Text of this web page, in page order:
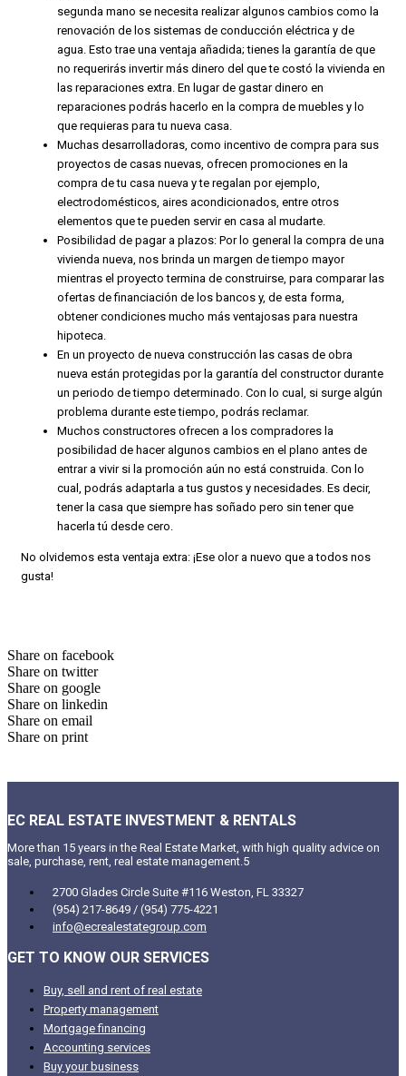
segunda mano se necesita realizar algunos cambios como la
renovación de los sistemas de conducción eléctrica y de
agua. Esto trae una ventaja añadida; tienes la garantía de que
no requerirás invertir más dinero del que te costó la vivienda en
las reparaciones extra. En lugar de gastar dinero en
reparaciones podrás hacerlo en la compra de muebles y lo
que requieras para tu nueva casa.
Muchas desarrolladoras, como incentivo de compra para sus
proyectos de casas nuevas, ofrecen promociones en la
compra de tu casa nueva y te regalan por ejemplo,
electrodomésticos, aires acondicionados, entre otros
elementos que te pueden servir en casa al mudarte.
Posibilidad de pagar a plazos: Por lo general la compra de una
vivienda nueva, nos brinda un margen de tiempo mayor
mientras el proyecto termina de construirse, para comparar las
ofertas de financiación de los bancos y, de esta forma,
obtener condiciones mucho más ventajosas para nuestra
hipoteca.
En un proyecto de nueva construcción las casas de obra
nueva están protegidas por la garantía del constructor durante
un periodo de tiempo determinado. Con lo cual, si surge algún
problema durante este tiempo, podrás reclamar.
Muchos constructores ofrecen a los compradores la
posibilidad de hacer algunos cambios en el plano antes de
entrar a vivir si la promoción aún no está construida. Con lo
cual, podrás adaptarla a tus gustos y necesidades. Es decir,
tener la casa que siempre has soñado pero sin tener que
hacerla tú desde cero.
No olvidemos esta ventaja extra: ¡Ese olor a nuevo que a todos nos
gusta!
Share on facebook
Share on twitter
Share on google
Share on linkedin
Share on email
Share on print
EC REAL ESTATE INVESTMENT & RENTALS
More than 15 years in the Real Estate Market, with high quality advice on
sale, purchase, rent, real estate management.5
2700 Glades Circle Suite #116 Weston, FL 33327
(954) 217-8649 / (954) 775-4221
info@ecrealestategroup.com
GET TO KNOW OUR SERVICES
Buy, sell and rent of real estate
Property management
Mortgage financing
Accounting services
Buy your business